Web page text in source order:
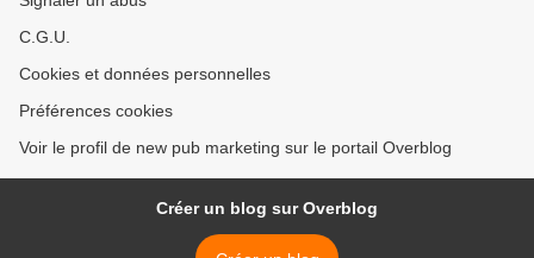
C.G.U.
Cookies et données personnelles
Préférences cookies
Voir le profil de new pub marketing sur le portail Overblog
Créer un blog sur Overblog